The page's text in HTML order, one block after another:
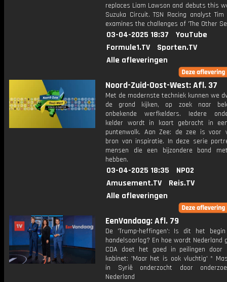
replaces Liam Lawson and debuts this
Suzuka Circuit. TSN Racing analyst Tim
examines the challenges of 'The Other
03-04-2025 18:37
YouTube
Formule1.TV
Sporten.TV
Alle afleveringen
Noord-Zuid-Oost-West: Afl. 37
Met de modernste techniek kunnen we
de grond kijken, op zoek naar
onbekende werfkelders. Iedere
kelder wordt in kaart gebracht in
puntenwolk. Aan Zee: de zee is voor
bron van inspiratie. In deze serie
mensen die een bijzondere band
hebben.
03-04-2025 18:35
NPO2
Amusement.TV
Reis.TV
Alle afleveringen
EenVandaag: Afl. 79
De 'Trump-heffingen': Is dit het
handelsoorlog? En hoe wordt Nederland
CDA doet het goed in peilingen door
kabinet: 'Maar het is ook vluchtig' *
in Syrië onderzocht door
Nederland